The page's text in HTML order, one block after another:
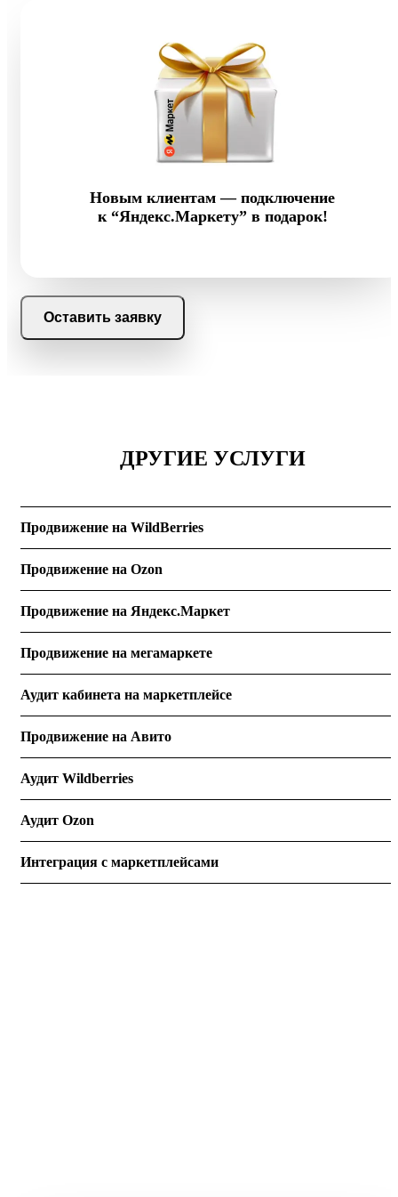
Новым клиентам — подключение
к “Яндекс.Маркету” в подарок!
Оставить заявку
ДРУГИЕ УСЛУГИ
Продвижение на WildBerries
Продвижение на Ozon
Продвижение на Яндекс.Маркет
Продвижение на мегамаркете
Аудит кабинета на маркетплейсе
Продвижение на Авито
Аудит Wildberries
Аудит Ozon
Интеграция с маркетплейсами